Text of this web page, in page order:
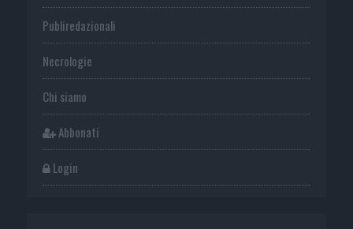
Publiredazionali
Necrologie
Chi siamo
Abbonati
Login